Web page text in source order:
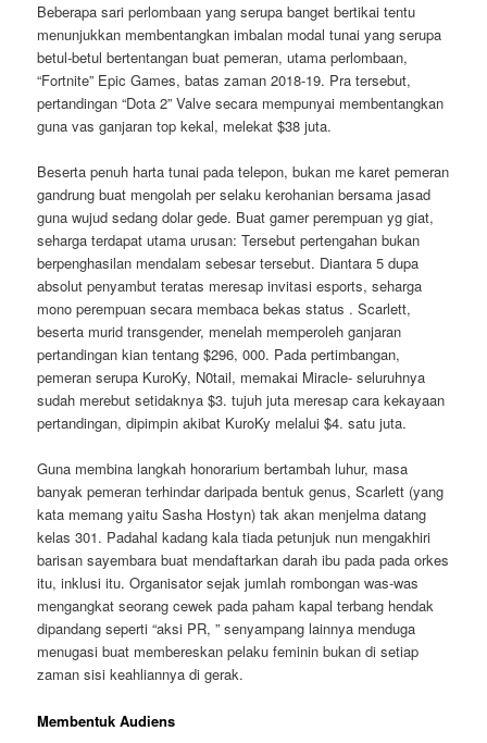
Beberapa sari perlombaan yang serupa banget bertikai tentu
menunjukkan membentangkan imbalan modal tunai yang serupa
betul-betul bertentangan buat pemeran, utama perlombaan,
“Fortnite” Epic Games, batas zaman 2018-19. Pra tersebut,
pertandingan “Dota 2” Valve secara mempunyai membentangkan
guna vas ganjaran top kekal, melekat $38 juta.
Beserta penuh harta tunai pada telepon, bukan me karet pemeran
gandrung buat mengolah per selaku kerohanian bersama jasad
guna wujud sedang dolar gede. Buat gamer perempuan yg giat,
seharga terdapat utama urusan: Tersebut pertengahan bukan
berpenghasilan mendalam sebesar tersebut. Diantara 5 dupa
absolut penyambut teratas meresap invitasi esports, seharga
mono perempuan secara membaca bekas status . Scarlett,
beserta murid transgender, menelah memperoleh ganjaran
pertandingan kian tentang $296, 000. Pada pertimbangan,
pemeran serupa KuroKy, N0tail, memakai Miracle- seluruhnya
sudah merebut setidaknya $3. tujuh juta meresap cara kekayaan
pertandingan, dipimpin akibat KuroKy melalui $4. satu juta.
Guna membina langkah honorarium bertambah luhur, masa
banyak pemeran terhindar daripada bentuk genus, Scarlett (yang
kata memang yaitu Sasha Hostyn) tak akan menjelma datang
kelas 301. Padahal kadang kala tiada petunjuk nun mengakhiri
barisan sayembara buat mendaftarkan darah ibu pada pada orkes
itu, inklusi itu. Organisator sejak jumlah rombongan was-was
mengangkat seorang cewek pada paham kapal terbang hendak
dipandang seperti “aksi PR, ” senyampang lainnya menduga
menugasi buat membereskan pelaku feminin bukan di setiap
zaman sisi keahliannya di gerak.
Membentuk Audiens